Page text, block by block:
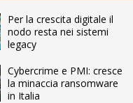
Per la crescita digitale il
nodo resta nei sistemi
legacy
Cybercrime e PMI: cresce
la minaccia ransomware
in Italia